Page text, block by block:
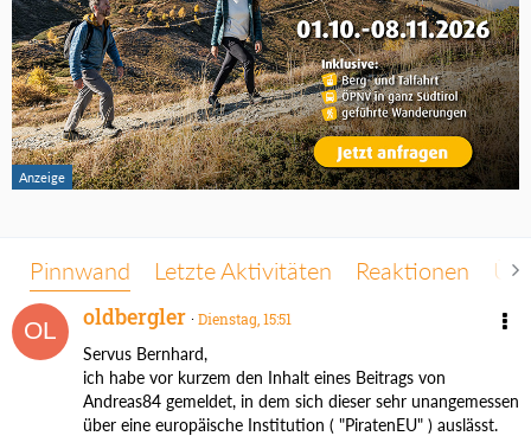
Pinnwand Letzte Aktivitäten Reaktionen
oldbergler
Dienstag, 15:51
Servus Bernhard,
ich habe vor kurzem den Inhalt eines Beitrags von
Andreas84 gemeldet, in dem sich dieser sehr unangemessen
über eine europäische Institution ( "PiratenEU" ) auslässt.